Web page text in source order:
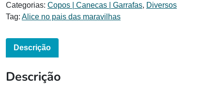
Categorias: Copos | Canecas | Garrafas, Diversos
Tag: Alice no pais das maravilhas
Descrição
Descrição